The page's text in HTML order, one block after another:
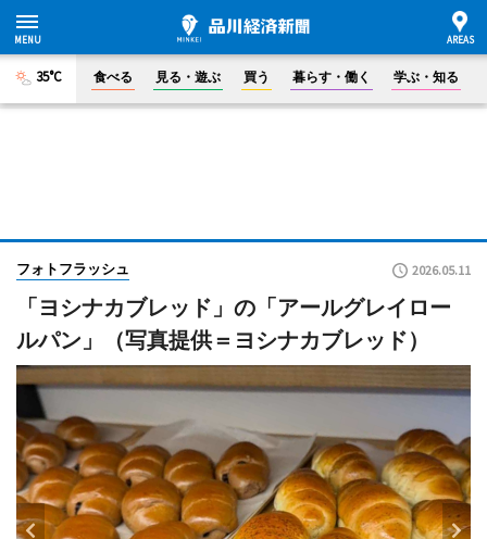
35°C 食べる 見る・遊ぶ 買う 暮らす・働く 学ぶ・知る
フォトフラッシュ 2026.05.11
「ヨシナカブレッド」の「アールグレイロー
ルパン」（写真提供＝ヨシナカブレッド）